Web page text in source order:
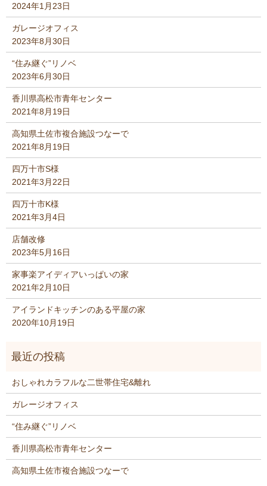
2024年1月23日
ガレージオフィス
2023年8月30日
“住み継ぐ”リノベ
2023年6月30日
香川県高松市青年センター
2021年8月19日
高知県土佐市複合施設つなーで
2021年8月19日
四万十市S様
2021年3月22日
四万十市K様
2021年3月4日
店舗改修
2023年5月16日
家事楽アイディアいっぱいの家
2021年2月10日
アイランドキッチンのある平屋の家
2020年10月19日
おしゃれカラフルな二世帯住宅&離れ
ガレージオフィス
“住み継ぐ”リノベ
香川県高松市青年センター
高知県土佐市複合施設つなーで